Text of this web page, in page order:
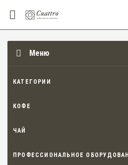
Меню
КАТЕГОРИИ
КОФЕ
ЧАЙ
ПРОФЕССИОНАЛЬНОЕ